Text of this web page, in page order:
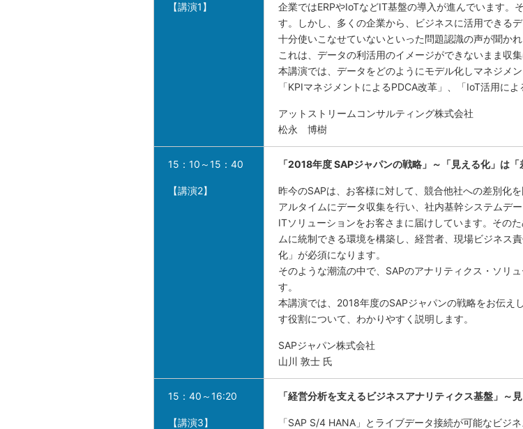
【講演1】
企業ではERPやIoTなどIT基盤の導入が進んでいます。
す。しかし、多くの企業から、ビジネスに活用できる
十分使いこなせていないといった問題認識の声が聞かれ
これは、データの利活用のイメージができないまま収
本講演では、データをどのようにモデル化しマネジメ
「KPIマネジメントによるPDCA改革」、「IoT活用に
アットストリームコンサルティング株式会社
松永 博樹
15：10～15：40
【講演2】
「2018年度 SAPジャパンの戦略」～「見える化」は
昨今のSAPは、お客様に対して、競合他社への差別化
アルタイムにデータ収集を行い、社内基幹システムデ
ITソリューションをお客さまに届けしています。その
ムに統制できる環境を構築し、経営者、現場ビジネス
化」が必須になります。
そのような潮流の中で、SAPのアナリティクス・ソリ
す。
本講演では、2018年度のSAPジャパンの戦略をお伝え
す役割について、わかりやすく説明します。
SAPジャパン株式会社
山川 敦士 氏
15：40～16:20
【講演3】
「経営分析を支えるビジネスアナリティクス基盤」～
「SAP S/4 HANA」とライブデータ接続が可能なビジ